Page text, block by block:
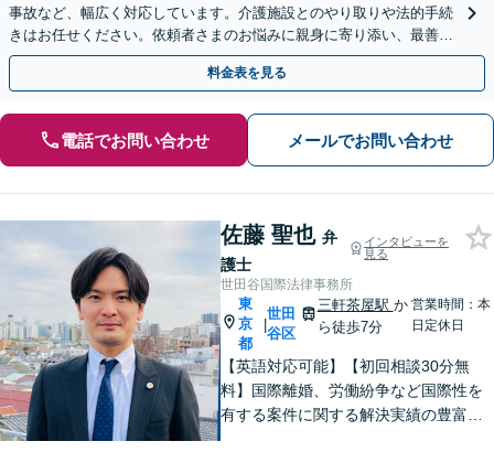
事故など、幅広く対応しています。介護施設とのやり取りや法的手続
きはお任せください。依頼者さまのお悩みに親身に寄り添い、最善の
結果が得られるように尽力いたします。
料金表を見る
電話でお問い合わせ メールでお問い合わせ
佐藤 聖也 弁
護士
インタビューを
見る
世田谷国際法律事務所
東
京
都
|
世田
谷区
三軒茶屋駅 か
ら徒歩7分
営業時間：本
日定休日
【英語対応可能】【初回相談30分無
料】国際離婚、労働紛争など国際性を
有する案件に関する解決実績の豊富な